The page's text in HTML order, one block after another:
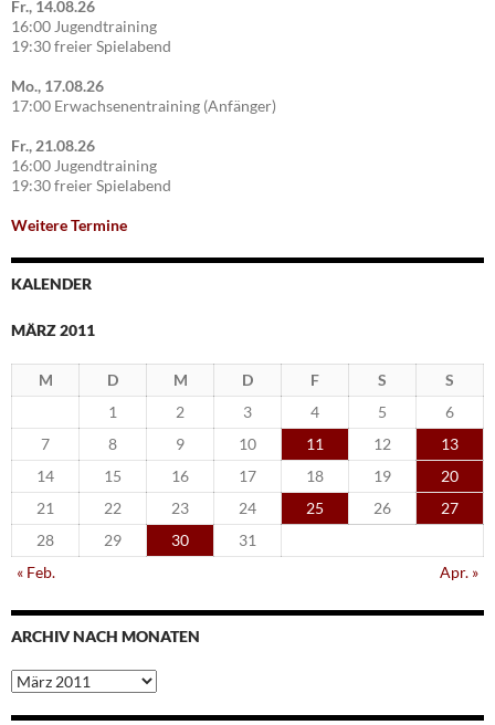
Fr., 14.08.26
16:00 Jugendtraining
19:30 freier Spielabend
Mo., 17.08.26
17:00 Erwachsenentraining (Anfänger)
Fr., 21.08.26
16:00 Jugendtraining
19:30 freier Spielabend
Weitere Termine
KALENDER
MÄRZ 2011
M D M D F S
S
1
2 3 4 5
6
7
8 9 10 11 12
13
14
15 16 17 18 19
20
21
22 23 24 25 26
27
28
29 30
31
« Feb.
Apr. »
ARCHIV NACH MONATEN
Archiv
nach
Monaten